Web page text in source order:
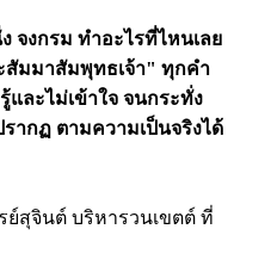
จงกรม ทำอะไรที่ไหนเลย
สัมมาสัมพุทธเจ้า" ทุกคำ
และไม่เข้าใจ จนกระทั่ง
ากฏ ตามความเป็นจริงได้
สุจินต์ บริหารวนเขตต์ ที่